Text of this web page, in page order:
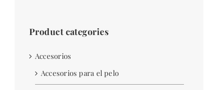
Product categories
Accesorios
Accesorios para el pelo